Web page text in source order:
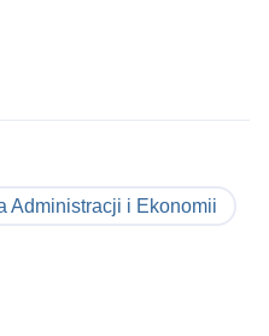
Administracji i Ekonomii